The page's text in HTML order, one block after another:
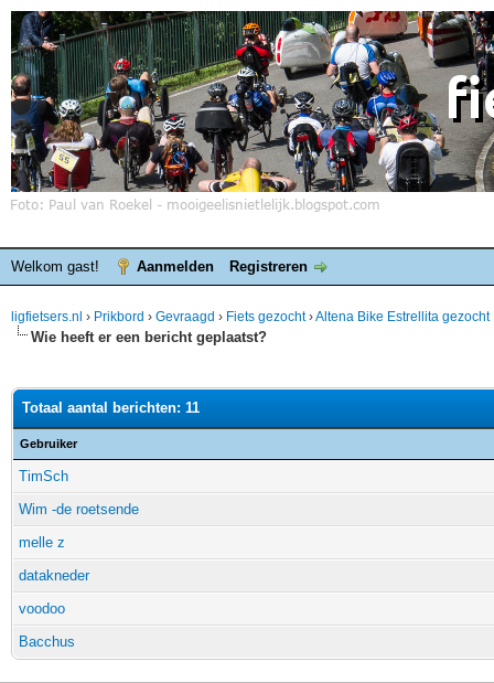
Welkom gast! Aanmelden Registreren
ligfietsers.nl › Prikbord › Gevraagd › Fiets gezocht›Altena Bike Estrellita gezocht
Wie heeft er een bericht geplaatst?
Totaal aantal berichten: 11
Gebruiker
TimSch
Wim -de roetsende
melle z
datakneder
voodoo
Bacchus